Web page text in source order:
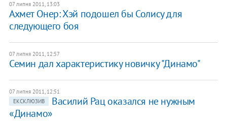
07 липня 2011, 13:03
Ахмет Онер: Хэй подошел бы Солису для
следующего боя
07 липня 2011, 12:57
Семин дал характеристику новичку "Динамо"
07 липня 2011, 12:51
ЕКСКЛЮЗИВ
​Василий Рац оказался не нужным
«Динамо»